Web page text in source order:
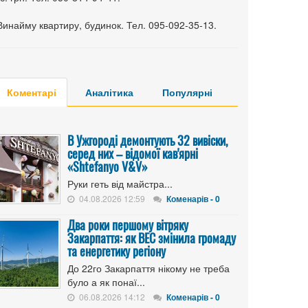
квартиру, будинок. Тел. 095-092-35-13.
Коментарі Аналітика Популярні
В Ужгороді демонтують 32 вивіски,
серед них – відомої кав'ярні
«Shtefanyo V&V»
Руки геть від майстра...
04.08.2026 12:59 Коменарів - 0
Два роки першому вітряку
Закарпаття: як ВЕС змінила громаду
та енергетику регіону
До 22го Закарпаття нікому не треба
було а як понаї...
06.08.2026 14:12 Коменарів - 0